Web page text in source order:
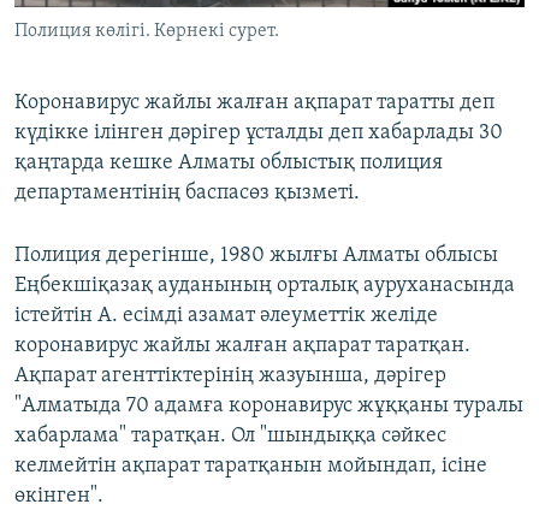
Басқа тілдерде
Полиция көлігі. Көрнекі сурет.
Коронавирус жайлы жалған ақпарат таратты деп
күдікке ілінген дәрігер ұсталды деп хабарлады 30
қаңтарда кешке Алматы облыстық полиция
департаментінің баспасөз қызметі.
Полиция дерегінше, 1980 жылғы Алматы облысы
Еңбекшіқазақ ауданының орталық ауруханасында
істейтін А. есімді азамат әлеуметтік желіде
коронавирус жайлы жалған ақпарат таратқан.
Ақпарат агенттіктерінің жазуынша, дәрігер
"Алматыда 70 адамға коронавирус жұққаны туралы
хабарлама" таратқан. Ол "шындыққа сәйкес
келмейтін ақпарат таратқанын мойындап, ісіне
өкінген".